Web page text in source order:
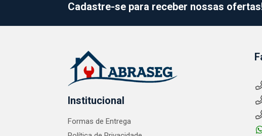
Cadastre-se para receber nossas
Institucional
Formas de Entrega